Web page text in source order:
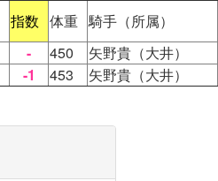
指数 体重 騎手（所属）
- 450 矢野貴（大井）
-1 453 矢野貴（大井）